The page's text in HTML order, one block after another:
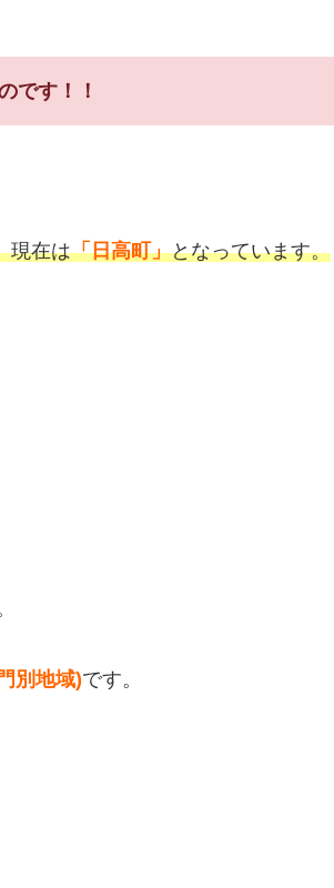
です！！
現在は「日高町」となっています。
別地域)です。